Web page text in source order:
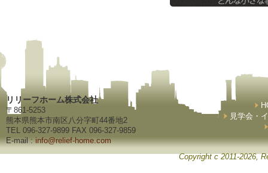
リリーフホーム株式会社
〒861-5253
熊本県熊本市南区八分字町44番地2
TEL 096-327-9899 FAX 096-327-9859
E-mail :info@relief-home.com
見学会・
Copyright c 2011-2026,